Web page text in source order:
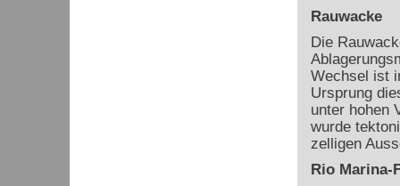
Rauwacke
Die
Wechsel ist
Ursprung
unter hohen
wurde
zelligen
Rio Marina-